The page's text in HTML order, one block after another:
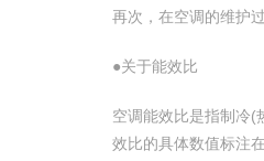
再次，在空调的维护
●关于能效比
空调能效比是指制冷(
效比的具体数值标注